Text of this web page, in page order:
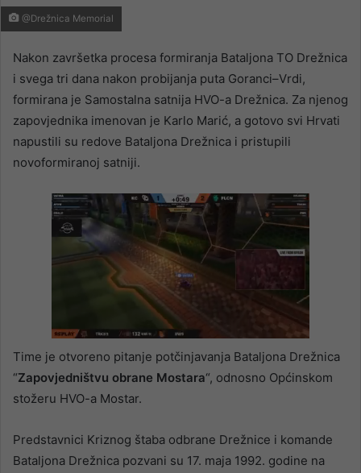
@Drežnica Memorial
Nakon završetka procesa formiranja Bataljona TO Drežnica
i svega tri dana nakon probijanja puta Goranci–Vrdi,
formirana je Samostalna satnija HVO-a Drežnica. Za njenog
zapovjednika imenovan je Karlo Marić, a gotovo svi Hrvati
napustili su redove Bataljona Drežnica i pristupili
novoformiranoj satniji.
Time je otvoreno pitanje potčinjavanja Bataljona Drežnica
“Zapovjedništvu obrane Mostara“, odnosno Općinskom
stožeru HVO-a Mostar.
Predstavnici Kriznog štaba odbrane Drežnice i komande
Bataljona Drežnica pozvani su 17. maja 1992. godine na